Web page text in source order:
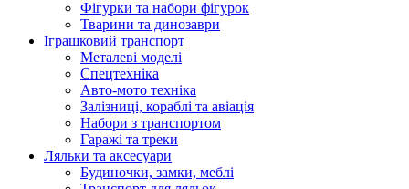
Фігурки та набори фігурок
Тварини та динозаври
Іграшковий транспорт
Металеві моделі
Спецтехніка
Авто-мото техніка
Залізниці, кораблі та авіація
Набори з транспортом
Гаражі та треки
Ляльки та аксесуари
Будиночки, замки, меблі